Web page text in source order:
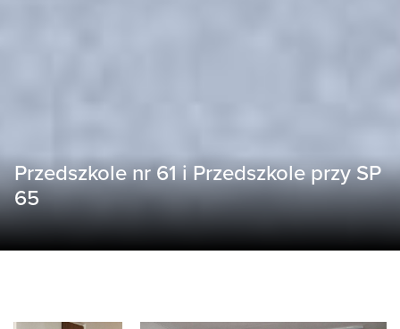
Przedszkole nr 61 i Przedszkole przy SP
65